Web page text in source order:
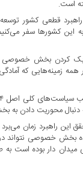
است.
قطعی کشور
این کشورها سفر
کردن بخش خصوصی
زمینه‌هایی که
محوریت دادن
راهبرد زمان
بخش خصوصی نتواند
دار بوده است به